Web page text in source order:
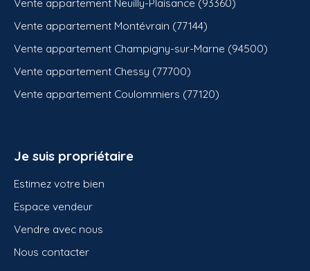
Vente appartement Montévrain (77144)
Vente appartement Champigny-sur-Marne (94500)
Vente appartement Chessy (77700)
Vente appartement Coulommiers (77120)
Je suis propriétaire
Estimez votre bien
Espace vendeur
Vendre avec nous
Nous contacter